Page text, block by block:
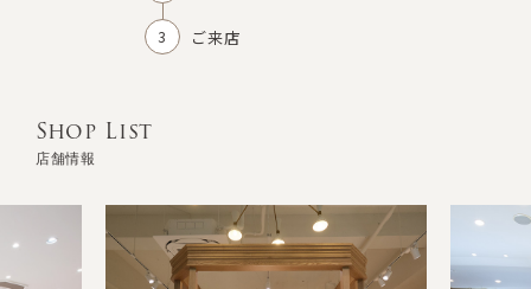
ご来店
Shop List
店舗情報